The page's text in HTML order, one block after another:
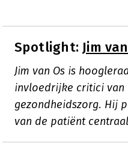
Spotlight: Jim
Jim van Os is
invloedrijke critici van
gezondheidszorg. Hij
van de patiënt